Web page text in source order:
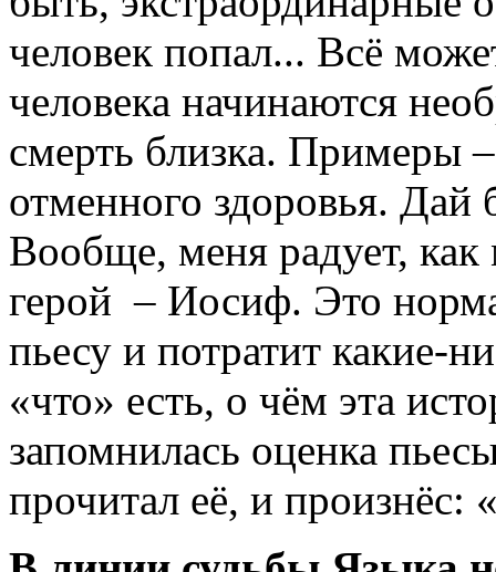
человек попал... Всё
человека начинаются
смерть близка. Примеры
отменного здоровья. Дай
Вообще, меня радует,
герой – Иосиф. Это
пьесу и потратит какие-
«что» есть, о чём эта
запомнилась оценка
прочитал её, и